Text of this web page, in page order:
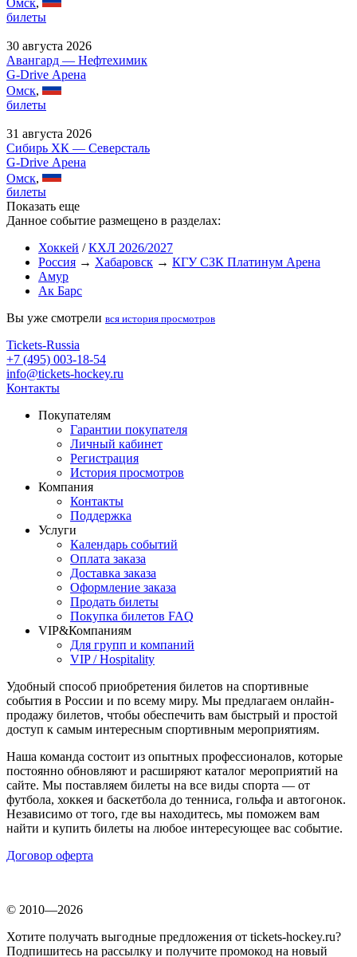
билеты
30 августа 2026
Авангард — Нефтехимик
G-Drive Арена
Омск,
билеты
31 августа 2026
Сибирь ХК — Северсталь
G-Drive Арена
Омск,
билеты
Показать еще
Данное событие размещено в разделах:
Хоккей /КХЛ 2026/2027
Россия → Хабаровск → КГУ СЗК Платинум Арена
Амур
Ак Барс
Вы уже смотрели вся история просмотров
Tickets-Russia
+7 (495) 003-18-54
info@tickets-hockey.ru
Контакты
Покупателям
Гарантии покупателя
Личный кабинет
Регистрация
История просмотров
Компания
Контакты
Поддержка
Услуги
Календарь событий
Оплата заказа
Доставка заказа
Оформление заказа
Продать билеты
Покупка билетов FAQ
VIP&Компаниям
Для групп и компаний
VIP / Hospitality
Удобный способ приобретения билетов на спортивные
события в России и по всему миру. Мы предлагаем онлайн-
продажу билетов, чтобы обеспечить вам быстрый и простой
доступ к самым интересным спортивным мероприятиям.
Наша команда состоит из опытных профессионалов, которые
постоянно обновляют и расширяют каталог мероприятий на
сайте. Мы поставляем билеты на все виды спорта — от
футбола, хоккея и баскетбола до тенниса, гольфа и автогонок.
Независимо от того, где вы находитесь, мы поможем вам
найти и купить билеты на любое интересующее вас событие.
Договор оферта
© 2010—2026
Хотите получать выгодные предложения от tickets-hockey.ru?
Подпишитесь на рассылку и получите промокод на новый